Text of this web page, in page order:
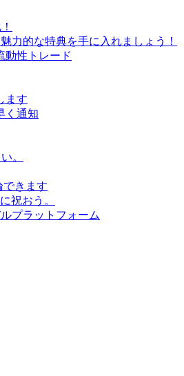
力的な特典を手に入れましょう！
動性トレード
ます
く通知
。
できます
祝おう。
プラットフォーム